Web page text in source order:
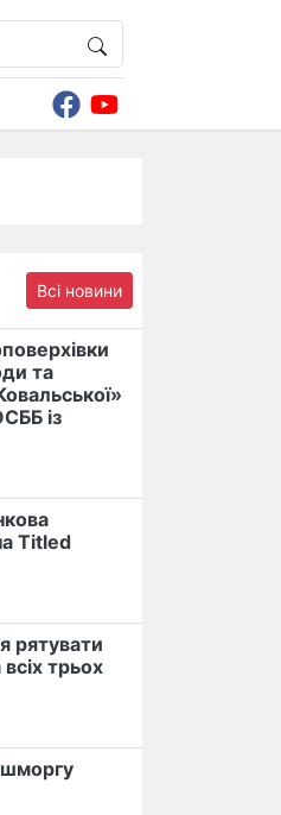
Всі новини
та
із
Titled
рятувати
всіх трьох